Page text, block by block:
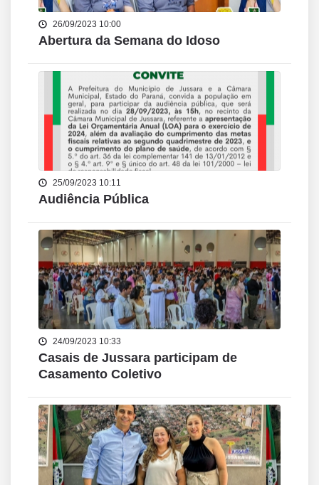
26/09/2023 10:00
Abertura da Semana do Idoso
25/09/2023 10:11
Audiência Pública
24/09/2023 10:33
Casais de Jussara participam de
Casamento Coletivo